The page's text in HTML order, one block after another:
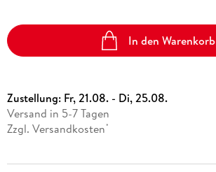
In den Warenkorb
Zustellung: Fr, 21.08. - Di, 25.08.
Versand in 5-7 Tagen
Zzgl. Versandkosten *